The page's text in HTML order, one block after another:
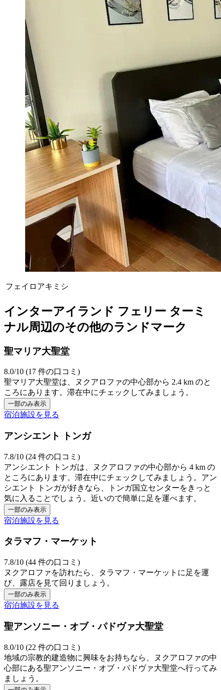
フェイロアキミシ
インターアイランド フェリー ターミ
ナル周辺のその他のランドマーク
聖マリア大聖堂
8.0/10 (17 件の口コミ)
聖マリア大聖堂は、ヌクアロファの中心部から 2.4 km のと
ころにあります。滞在中にチェックしてみましょう。
一部のみ表示
宿泊施設を見る
アンシエント トンガ
7.8/10 (24 件の口コミ)
アンシエント トンガは、ヌクアロファの中心部から 4 km の
ところにあります。滞在中にチェックしてみましょう。アン
シエント トンガが好きなら、トンガ国立センターをきっと
気に入ることでしょう。近いので簡単に足を運べます。
一部のみ表示
宿泊施設を見る
タラマフ・マーケット
7.8/10 (44 件の口コミ)
ヌクアロファを訪れたら、タラマフ・マーケットに足を運
び、露店を見て回りましょう。
一部のみ表示
宿泊施設を見る
聖アンソニー・オブ・パドヴァ大聖堂
8.0/10 (22 件の口コミ)
地域の宗教的建造物に興味をお持ちなら、ヌクアロファの中
心部にある聖アンソニー・オブ・パドヴァ大聖堂へ行ってみ
ましょう。